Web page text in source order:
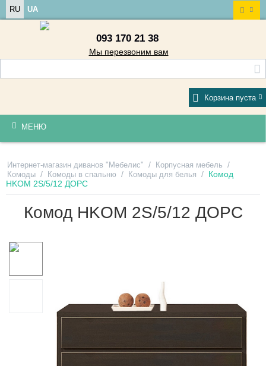
RU UA
093 170 21 38
Мы перезвоним вам
Корзина пуста
МЕНЮ
Интернет-магазин диванов "Мебелис" / Корпусная мебель /
Комоды / Комоды в спальню / Комоды для белья / Комод
HKOM 2S/5/12 ДОРС
Комод HKOM 2S/5/12 ДОРС